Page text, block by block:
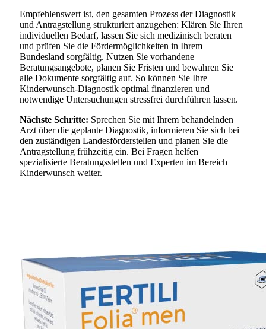
Empfehlenswert ist, den gesamten Prozess der Diagnostik
und Antragstellung strukturiert anzugehen: Klären Sie Ihren
individuellen Bedarf, lassen Sie sich medizinisch beraten
und prüfen Sie die Fördermöglichkeiten in Ihrem
Bundesland sorgfältig. Nutzen Sie vorhandene
Beratungsangebote, planen Sie Fristen und bewahren Sie
alle Dokumente sorgfältig auf. So können Sie Ihre
Kinderwunsch-Diagnostik optimal finanzieren und
notwendige Untersuchungen stressfrei durchführen lassen.
Nächste Schritte: Sprechen Sie mit Ihrem behandelnden
Arzt über die geplante Diagnostik, informieren Sie sich bei
den zuständigen Landesförderstellen und planen Sie die
Antragstellung frühzeitig ein. Bei Fragen helfen
spezialisierte Beratungsstellen und Experten im Bereich
Kinderwunsch weiter.